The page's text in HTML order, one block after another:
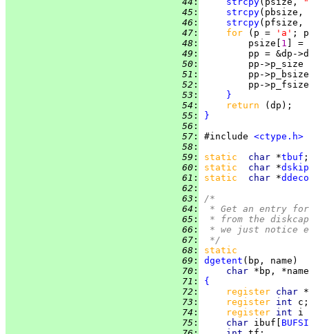
  45
: strcpy(pbsize,
  46
: strcpy(pfsize,
  47
: for (p = 'a' ;
  48
:
         psize[
1
] =
  49
:
pp = &dp-
  50
:
pp-
  51
:
pp-
  52
:
pp-
  53
:
}
  54
: return
  55
:
}
  56
:
  57
: #include <ctype.h>
  58
:
  59
: static char *tbuf
  60
: static char *dskip
  61
: static char *
  62
:
  63
:
/*
  64
:
* Get an entry
  65
:
* from the
  66
:
* we just notice
  67
:
*/
  68
:
static
  69
: dgetent
  70
:
char
  71
:
{
  72
: register char
  73
: register int
  74
: register int i
  75
: char ibuf[